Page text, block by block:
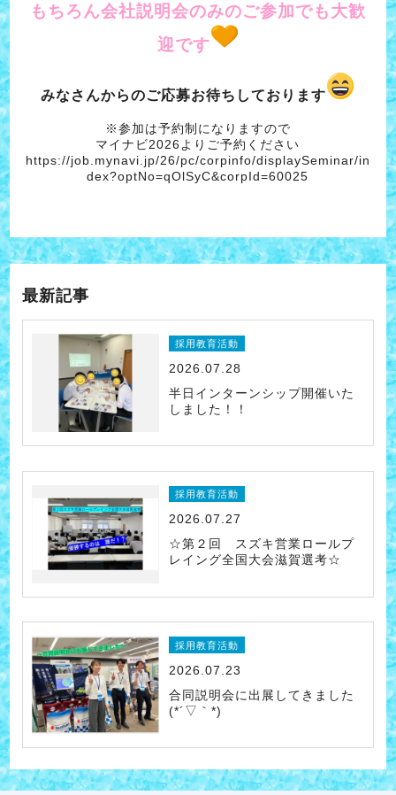
もちろん会社説明会のみのご参加でも大歓
迎です
みなさんからのご応募お待ちしております
※参加は予約制になりますので
マイナビ2026よりご予約ください
https://job.mynavi.jp/26/pc/corpinfo/displaySeminar/in
dex?optNo=qOlSyC&corpId=60025
最新記事
採用教育活動
2026.07.28
半日インターンシップ開催いた
しました！！
採用教育活動
2026.07.27
☆第２回 スズキ営業ロールプ
レイング全国大会滋賀選考☆
採用教育活動
2026.07.23
合同説明会に出展してきました
(*´▽｀*)